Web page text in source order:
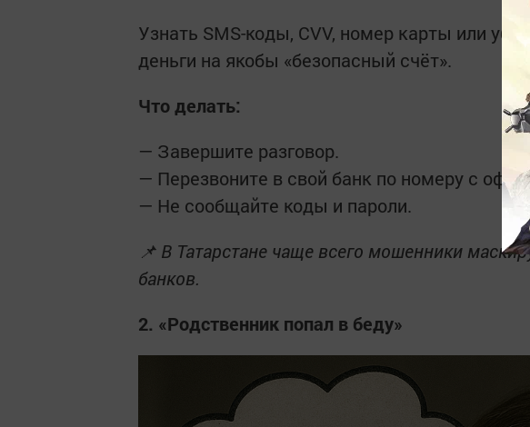
Узнать SMS-коды, CVV, номер карты или
деньги на якобы «безопасный счёт».
Что делать:
— Завершите разговор.
— Перезвоните в свой банк по номеру с
— Не сообщайте коды и пароли.
📌 В Татарстане чаще всего мошенники
банков.
2. «Родственник попал в беду»